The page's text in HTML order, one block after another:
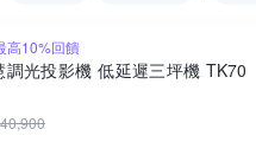
高10%回饋
調光投影機 低延遲三坪機 TK70
40,900